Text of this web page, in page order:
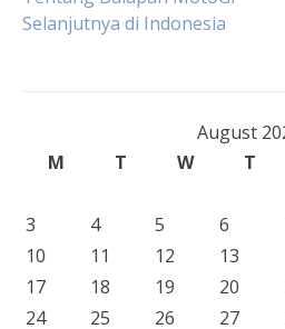
navigation
Selanjutnya di Indonesia
August
M
T W T
3
4 5 6
10
11 12 13
17
18 19 20
24
25 26 27